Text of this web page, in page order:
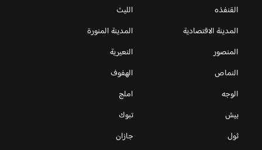
القنفذه
الليث
المدينة الاقتصادية
المدينة المنورة
المنصور
النعيرية
النماص
الهفوف
الوجه
املج
بيش
تبوك
ثول
جازان